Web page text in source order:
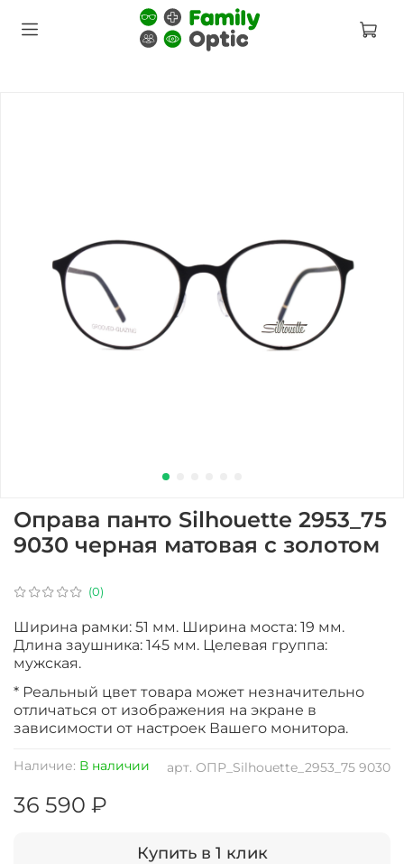
(0)
арт. ОПР_Silhouette_2953_75 9030
Наличие: В наличии
Оправа панто Silhouette 2953_75
9030 черная матовая с золотом
36 590 ₽
Купить в 1 клик
Ширина рамки: 51 мм. Ширина моста: 19 мм.
Длина заушника: 145 мм. Целевая группа:
мужская.
* Реальный цвет товара может незначительно
отличаться от изображения на экране в
зависимости от настроек Вашего монитора.